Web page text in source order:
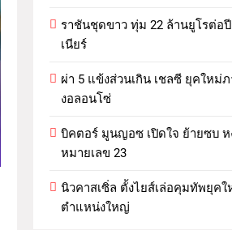
ราชันชุดขาว ทุ่ม 22 ล้านยูโรต่อ
เนียร์
ผ่า 5 แข้งส่วนเกิน เชลซี ยุคใหม่
งอลอนโซ่
บิคตอร์ มูนญอซ เปิดใจ ย้ายซบ ห
หมายเลข 23
นิวคาสเซิ่ล ตั้งไยส์เล่อคุมทัพยุคใ
ตำแหน่งใหญ่